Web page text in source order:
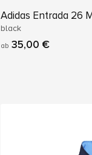
Adidas Entrada 26
black
ab 35,00 €